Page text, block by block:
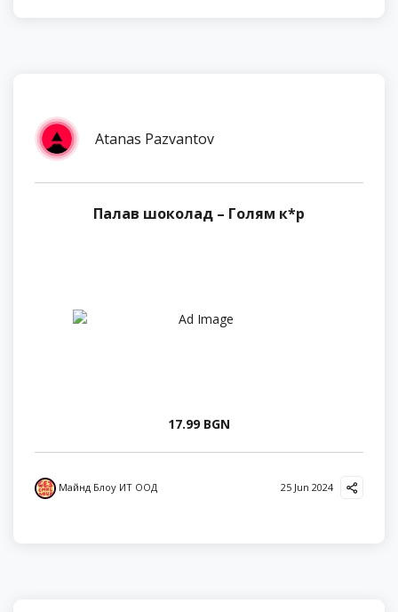
Atanas Pazvantov
Палав шоколад – Голям к*р
17.99 BGN
Майнд Блоу ИТ ООД 25 Jun 2024